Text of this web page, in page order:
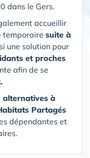
dans le Gers.
accueillir
temporaire suite à
une solution pour
et proches
afin de se
alternatives à
Partagés
dépendantes et